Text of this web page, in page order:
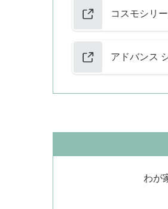
コスモシリ
アドバンス
わが